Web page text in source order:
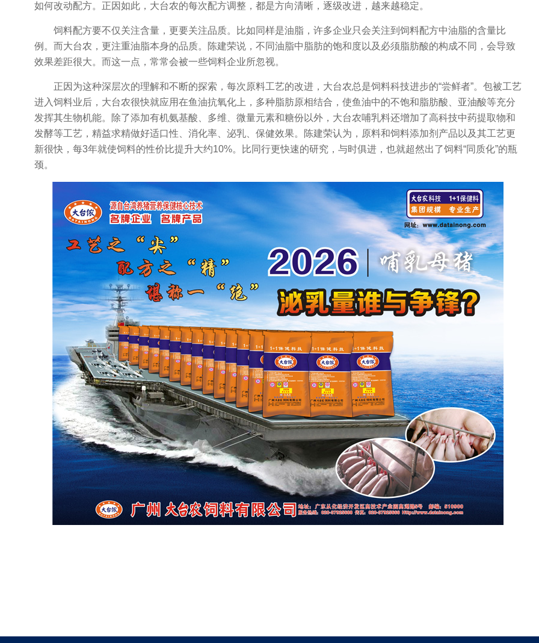
如何改动配方。正因如此，大台农的每次配方调整，都是方向清晰，逐级改进，越来越稳定。
饲料配方要不仅关注含量，更要关注品质。比如同样是油脂，许多企业只会关注到饲料配方中油脂的含量比
例。而大台农，更注重油脂本身的品质。陈建荣说，不同油脂中脂肪的饱和度以及必须脂肪酸的构成不同，会导致
效果差距很大。而这一点，常常会被一些饲料企业所忽视。
正因为这种深层次的理解和不断的探索，每次原料工艺的改进，大台农总是饲料科技进步的“尝鲜者”。包被工艺
进入饲料业后，大台农很快就应用在鱼油抗氧化上，多种脂肪原相结合，使鱼油中的不饱和脂肪酸、亚油酸等充分
发挥其生物机能。除了添加有机氨基酸、多维、微量元素和糖份以外，大台农哺乳料还增加了高科技中药提取物和
发酵等工艺，精益求精做好适口性、消化率、泌乳、保健效果。陈建荣认为，原料和饲料添加剂产品以及其工艺更
新很快，每3年就使饲料的性价比提升大约10%。比同行更快速的研究，与时俱进，也就超然出了饲料“同质化”的瓶
颈。